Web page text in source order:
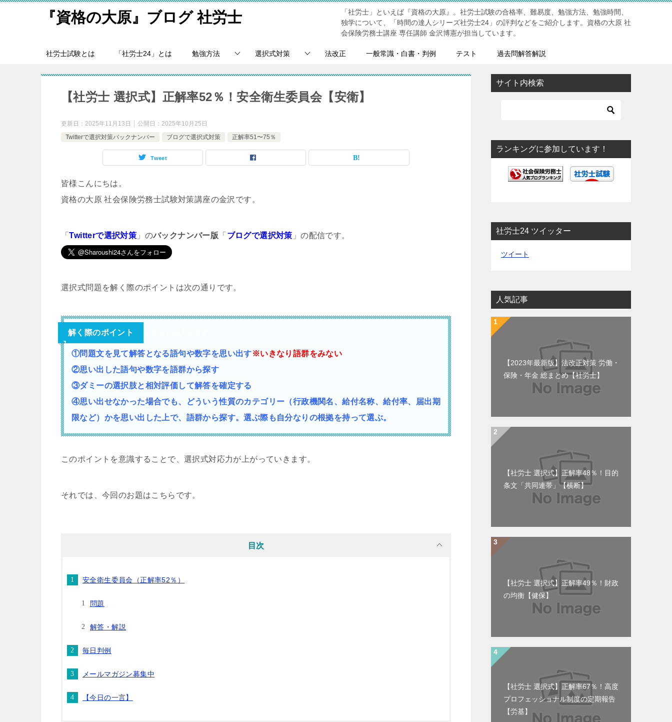
『資格の大原』ブログ 社労士
「社労士」といえば『資格の大原』。社労士試験の合格率、難易度、勉強方法、勉強時間、
独学について、「時間の達人シリーズ社労士24」の評判などをご紹介します。資格の大原 社
会保険労務士講座 専任講師 金沢博憲が担当しています。
社労士試験とは 「社労士24」とは 勉強方法 選択式対策 法改正 一般常識・白書・判例 テスト 過去問解答解説
【社労士 選択式】正解率52％！安全衛生委員会【安衛】
更新日： 2025年11月13日 公開日： 2025年10月25日
Twitterで選択対策バックナンバー
ブログで選択式対策 正解率51〜75％
Tweet
皆様こんにちは。
資格の大原 社会保険労務士試験対策講座の金沢です。
「Twitterで選択対策 」のバックナンバー版 「 ブログで選択対策 」の配信です。
選択式問題を解く際のポイントは次の通りです。
解く際のポイント
①問題文を見て解答となる語句や数字を思い出す※いきなり語群をみない
②思い出した語句や数字を語群から探す
③ダミーの選択肢と相対評価して解答を確定する
④思い出せなかった場合でも、どういう性質のカテゴリー（行政機関名、給付名称、給付率、届出期
限など）かを思い出した上で、語群から探す。選ぶ際も自分なりの根拠を持って選ぶ。
このポイントを意識することで、選択式対応力が上がっていきます。
それでは、今回のお題はこちらです。
目次
安全衛生委員会（正解率52％）
問題
解答・解説
毎日判例
メールマガジン募集中
【今日の一言】
サイト内検索
ランキングに参加しています！
社労士24 ツイッター
ツイート
人気記事
【2023年最新版】法改正対策 労働・
保険・年金 総まとめ【社労士】
【社労士 選択式】正解率48％！目的
条文「共同連帯」【横断】
【社労士 選択式】正解率49％！財政
の均衡【健保】
【社労士 選択式】正解率67％！高度
プロフェッショナル制度の定期報告
【労基】